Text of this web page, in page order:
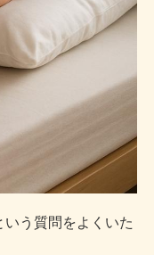
いう質問をよくいた